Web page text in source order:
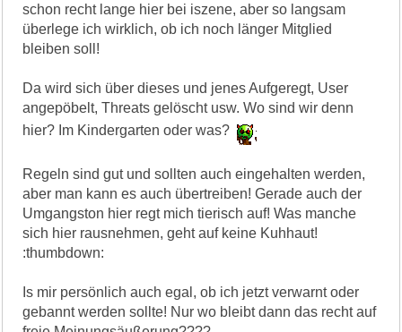
schon recht lange hier bei iszene, aber so langsam
überlege ich wirklich, ob ich noch länger Mitglied
bleiben soll!
Da wird sich über dieses und jenes Aufgeregt, User
angepöbelt, Threats gelöscht usw. Wo sind wir denn
hier? Im Kindergarten oder was?
Regeln sind gut und sollten auch eingehalten werden,
aber man kann es auch übertreiben! Gerade auch der
Umgangston hier regt mich tierisch auf! Was manche
sich hier rausnehmen, geht auf keine Kuhhaut!
:thumbdown:
Is mir persönlich auch egal, ob ich jetzt verwarnt oder
gebannt werden sollte! Nur wo bleibt dann das recht auf